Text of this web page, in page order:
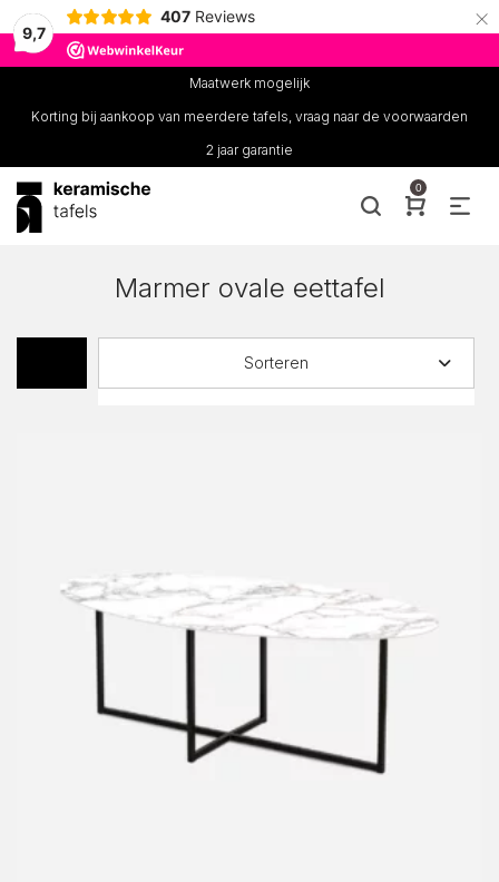
9,7
407 Reviews ×
Maatwerk mogelijk
Korting bij aankoop van meerdere tafels, vraag naar de voorwaarden
2 jaar garantie
0
Marmer ovale eettafel
Sorteren